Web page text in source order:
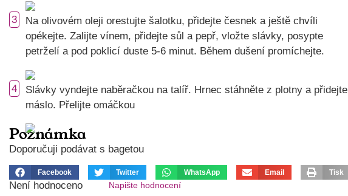
3
Na olivovém oleji orestujte šalotku, přidejte česnek a ještě chvíli
opékejte. Zalijte vínem, přidejte sůl a pepř, vložte slávky, posypte
petrželí a pod poklicí duste 5-6 minut. Během dušení promíchejte.
4
Slávky vyndejte naběračkou na talíř. Hrnec stáhněte z plotny a přidejte
máslo. Přelijte omáčkou
Poznámka
Doporučuji podávat s bagetou
Facebook Twitter WhatsApp Email Tisk
Není hodnoceno Napište hodnocení